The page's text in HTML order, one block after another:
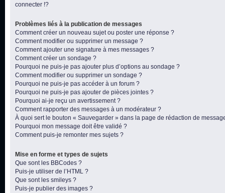
connecter !?
Problèmes liés à la publication de messages
Comment créer un nouveau sujet ou poster une réponse ?
Comment modifier ou supprimer un message ?
Comment ajouter une signature à mes messages ?
Comment créer un sondage ?
Pourquoi ne puis-je pas ajouter plus d’options au sondage ?
Comment modifier ou supprimer un sondage ?
Pourquoi ne puis-je pas accéder à un forum ?
Pourquoi ne puis-je pas ajouter de pièces jointes ?
Pourquoi ai-je reçu un avertissement ?
Comment rapporter des messages à un modérateur ?
À quoi sert le bouton « Sauvegarder » dans la page de rédaction de
Pourquoi mon message doit être validé ?
Comment puis-je remonter mes sujets ?
Mise en forme et types de sujets
Que sont les BBCodes ?
Puis-je utiliser de l’HTML ?
Que sont les smileys ?
Puis-je publier des images ?